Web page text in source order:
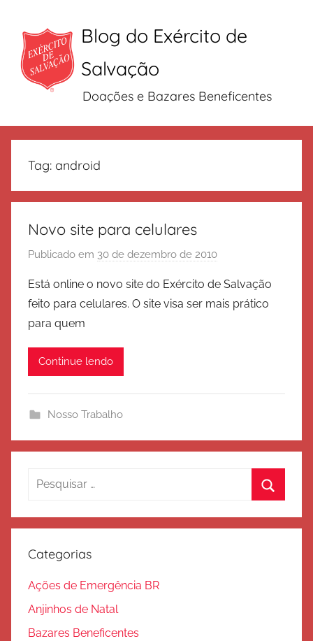
conteúdo
Blog do Exército de
Salvação
Doações e Bazares Beneficentes
Tag: android
Novo site para celulares
Publicado em 30 de dezembro de 2010
r
E
d
l
Está online o novo site do Exército de Salvação
feito para celulares. O site visa ser mais prático
para quem
Continue lendo
Nosso Trabalho
Pesquisar
Categorias
Ações de Emergência BR
Anjinhos de Natal
Bazares Beneficentes